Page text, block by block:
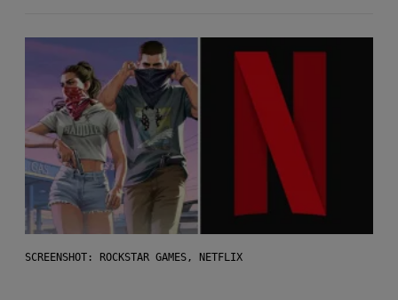
SCREENSHOT: ROCKSTAR GAMES, NETFLIX